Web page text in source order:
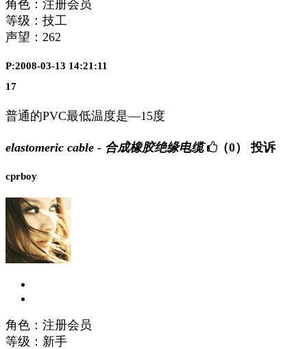
角色：注册会员
等级：技工
声望： 262
P:2008-03-13 14:21:11
17
普通的PVC最低温度是—15度
elastomeric cable - 合成橡胶绝缘电缆 （0） 投诉
cprboy
角色：注册会员
等级：新手